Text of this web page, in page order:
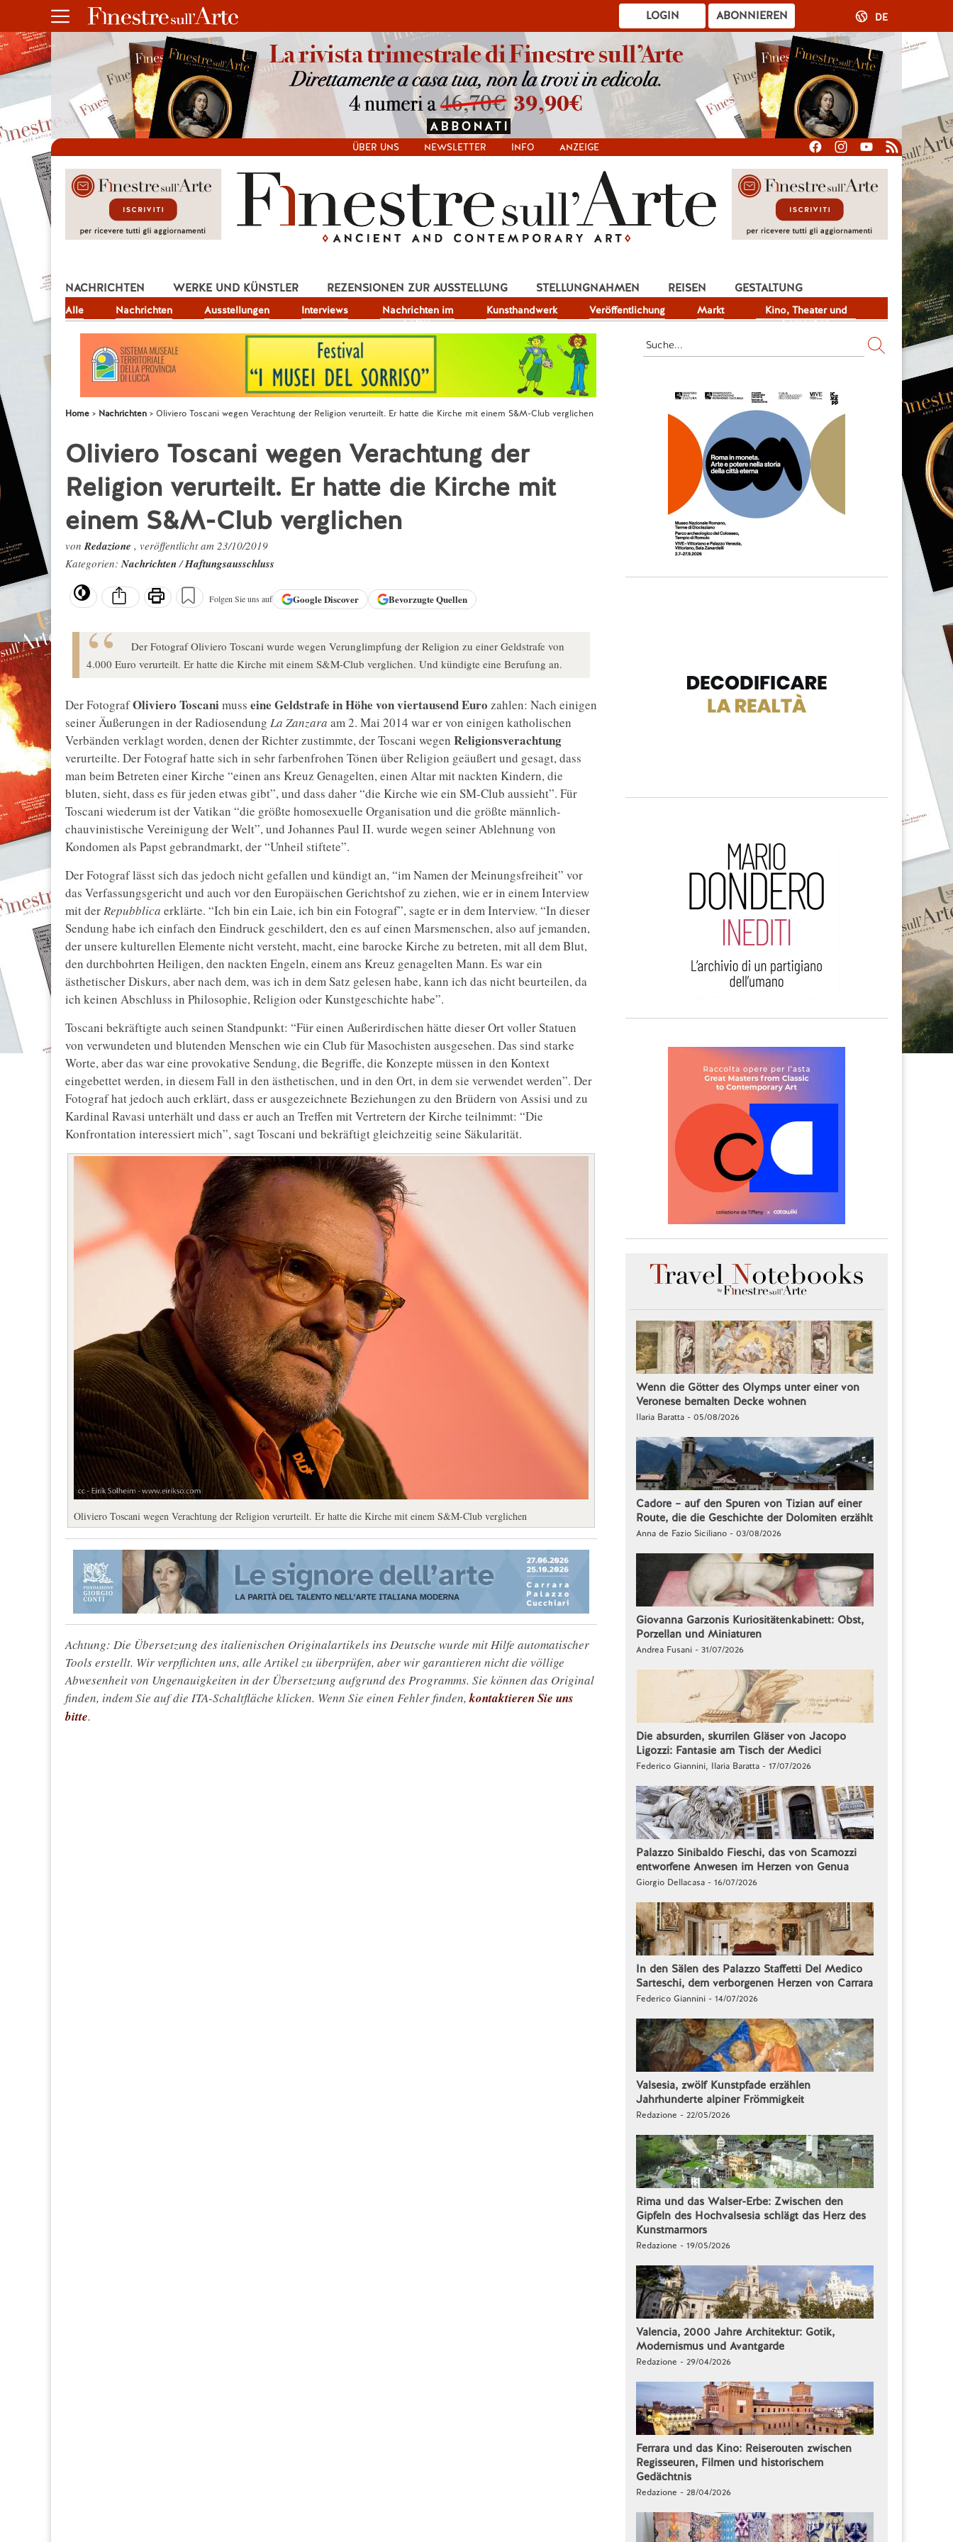
ABONNIEREN
LOGIN DE
ÜBER UNS NEWSLETTER INFO ANZEIGE
NACHRICHTEN
Alle Nachrichten Ausstellungen Interviews
Nachrichten im
Fokus
Kunsthandwerk Veröffentlichung Markt
Kino, Theater und
Fernsehen
WERKE UND KÜNSTLER REZENSIONEN ZUR AUSSTELLUNG STELLUNGNAHMEN REISEN
GESTALTUNG
JOB
Home Nachrichten Oliviero Toscani wegen Verachtung der Religion verurteilt. Er hatte die Kirche mit einem S&M-Club verglichen
Oliviero Toscani wegen Verachtung der
Religion verurteilt. Er hatte die Kirche mit
einem S&M-Club verglichen
vonRedazione , veröffentlicht am 23/10/2019
Kategorien:Nachrichten/Haftungsausschluss
Folgen Sie uns auf GoogleDiscover Bevorzugte Quellen
Der Fotograf Oliviero Toscani wurde wegen Verunglimpfung der Religion zu einer Geldstrafe von
4.000 Euro verurteilt. Er hatte die Kirche mit einem S&M-Club verglichen. Und kündigte eine Berufung an.
Der FotografOliviero Toscanimuss eine Geldstrafe in Höhe von viertausend Euro zahlen: Nach einigen
seiner Äußerungen in der Radiosendung La Zanzara am 2. Mai 2014 war er von einigen katholischen
Verbänden verklagt worden, denen der Richter zustimmte, der Toscani wegen Religionsverachtung
verurteilte. Der Fotograf hatte sich in sehr farbenfrohen Tönen über Religion geäußert und gesagt, dass
man beim Betreten einer Kirche “einen ans Kreuz Genagelten, einen Altar mit nackten Kindern, die
bluten, sieht, dass es für jeden etwas gibt”, und dass daher “die Kirche wie ein SM-Club aussieht”. Für
Toscani wiederum ist der Vatikan “die größte homosexuelle Organisation und die größte männlich-
chauvinistische Vereinigung der Welt”, und Johannes Paul II. wurde wegen seiner Ablehnung von
Kondomen als Papst gebrandmarkt, der “Unheil stiftete”.
Der Fotograf lässt sich das jedoch nicht gefallen und kündigt an, “im Namen der Meinungsfreiheit” vor
das Verfassungsgericht und auch vor den Europäischen Gerichtshof zu ziehen, wie er in einem Interview
mit derRepubblica erklärte. “Ich bin ein Laie, ich bin ein Fotograf”, sagte er in dem Interview. “In dieser
Sendung habe ich einfach den Eindruck geschildert, den es auf einen Marsmenschen, also auf jemanden,
der unsere kulturellen Elemente nicht versteht, macht, eine barocke Kirche zu betreten, mit all dem Blut,
den durchbohrten Heiligen, den nackten Engeln, einem ans Kreuz genagelten Mann. Es war ein
ästhetischer Diskurs, aber nach dem, was ich in dem Satz gelesen habe, kann ich das nicht beurteilen, da
ich keinen Abschluss in Philosophie, Religion oder Kunstgeschichte habe”.
Toscani bekräftigte auch seinen Standpunkt: “Für einen Außerirdischen hätte dieser Ort voller Statuen
von verwundeten und blutenden Menschen wie ein Club für Masochisten ausgesehen. Das sind starke
Worte, aber das war eine provokative Sendung, die Begriffe, die Konzepte müssen in den Kontext
eingebettet werden, in diesem Fall in den ästhetischen, und in den Ort, in dem sie verwendet werden”. Der
Fotograf hat jedoch auch erklärt, dass er ausgezeichnete Beziehungen zu den Brüdern von Assisi und zu
Kardinal Ravasi unterhält und dass er auch an Treffen mit Vertretern der Kirche teilnimmt: “Die
Konfrontation interessiert mich”, sagt Toscani und bekräftigt gleichzeitig seine Säkularität.
Oliviero Toscani wegen Verachtung der Religion verurteilt. Er hatte die Kirche mit einem S&M-Club verglichen
Achtung: Die Übersetzung des italienischen Originalartikels ins Deutsche wurde mit Hilfe automatischer
Tools erstellt. Wir verpflichten uns, alle Artikel zu überprüfen, aber wir garantieren nicht die völlige
Abwesenheit von Ungenauigkeiten in der Übersetzung aufgrund des Programms. Sie können das Original
finden, indem Sie auf die ITA-Schaltfläche klicken. Wenn Sie einen Fehler finden,kontaktieren Sie uns
bitte.
Wenn die Götter des Olymps unter einer von
Veronese bemalten Decke wohnen
Ilaria Baratta - 05/08/2026
Cadore – auf den Spuren von Tizian auf einer
Route, die die Geschichte der Dolomiten erzählt
Anna de Fazio Siciliano - 03/08/2026
Giovanna Garzonis Kuriositätenkabinett: Obst,
Porzellan und Miniaturen
Andrea Fusani - 31/07/2026
Die absurden, skurrilen Gläser von Jacopo
Ligozzi: Fantasie am Tisch der Medici
Federico Giannini, Ilaria Baratta - 17/07/2026
Palazzo Sinibaldo Fieschi, das von Scamozzi
entworfene Anwesen im Herzen von Genua
Giorgio Dellacasa - 16/07/2026
In den Sälen des Palazzo Staffetti Del Medico
Sarteschi, dem verborgenen Herzen von Carrara
Federico Giannini - 14/07/2026
Valsesia, zwölf Kunstpfade erzählen
Jahrhunderte alpiner Frömmigkeit
Redazione - 22/05/2026
Rima und das Walser-Erbe: Zwischen den
Gipfeln des Hochvalsesia schlägt das Herz des
Kunstmarmors
Redazione - 19/05/2026
Valencia, 2000 Jahre Architektur: Gotik,
Modernismus und Avantgarde
Redazione - 29/04/2026
Ferrara und das Kino: Reiserouten zwischen
Regisseuren, Filmen und historischem
Gedächtnis
Redazione - 28/04/2026